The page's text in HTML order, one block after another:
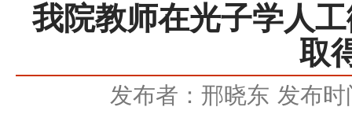
我院教师在光子学人
取
发布者：邢晓东 发布时